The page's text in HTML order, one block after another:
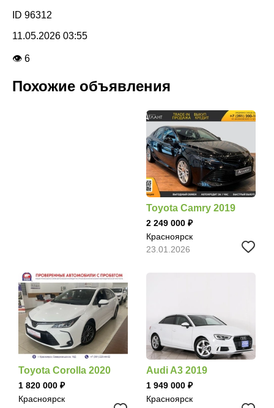
ID 96312
11.05.2026 03:55
👁 6
Похожие объявления
Toyota Camry 2019
2 249 000
Красноярск
23.01.2026
Toyota Corolla 2020
1 820 000
Красноярск
Audi A3 2019
1 949 000
Красноярск